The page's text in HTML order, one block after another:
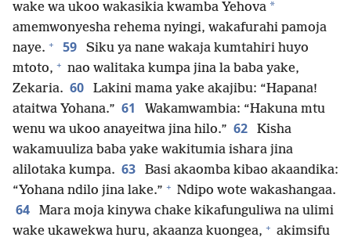
wake wa ukoo wakasikia kwamba Yehova *
amemwonyesha rehema nyingi, wakafurahi pamoja
naye. + 59
Siku ya nane wakaja kumtahiri huyo
mtoto, + nao walitaka kumpa jina la baba yake,
Zekaria. 60
Lakini mama yake akajibu: “Hapana!
ataitwa Yohana.” 61
Wakamwambia: “Hakuna mtu
wenu wa ukoo anayeitwa jina hilo.” 62
Kisha
wakamuuliza baba yake wakitumia ishara jina
alilotaka kumpa. 63
Basi akaomba kibao akaandika:
“Yohana ndilo jina lake.” + Ndipo wote wakashangaa.
64
Mara moja kinywa chake kikafunguliwa na ulimi
wake ukawekwa huru, akaanza kuongea, + akimsifu